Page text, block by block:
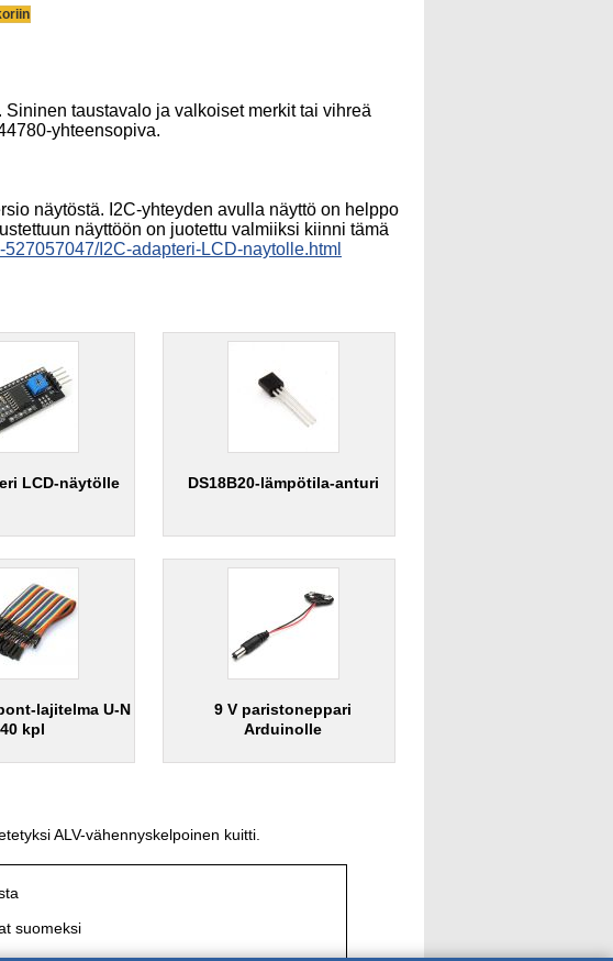
taustavalo ja valkoiset merkit tai vihreä
yhteensopiva.
näytöstä. I2C-yhteyden avulla näyttö on helppo
näyttöön on juotettu valmiiksi kiinni tämä
I2C-adapteri-LCD-naytolle.html
LCD-näytölle DS18B20-lämpötila-anturi
lajitelma U-N
40 kpl
9 V paristoneppari
Arduinolle
ALV-vähennyskelpoinen kuitti.
suomeksi